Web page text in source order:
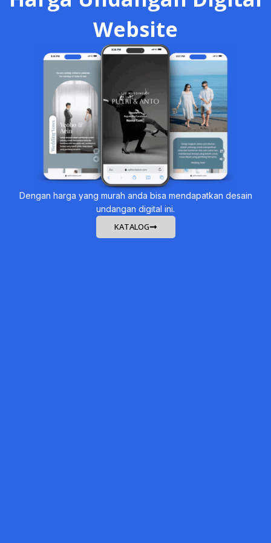
Website
Dengan harga yang murah anda bisa mendapatkan desain
undangan digital ini.
KATALOG